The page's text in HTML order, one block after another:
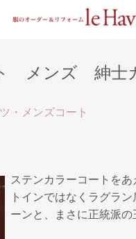
メンズ 紳士
・メンズコート
ステンカラーコートを
トインではなくラグラ
ーンと、まさに正統派の